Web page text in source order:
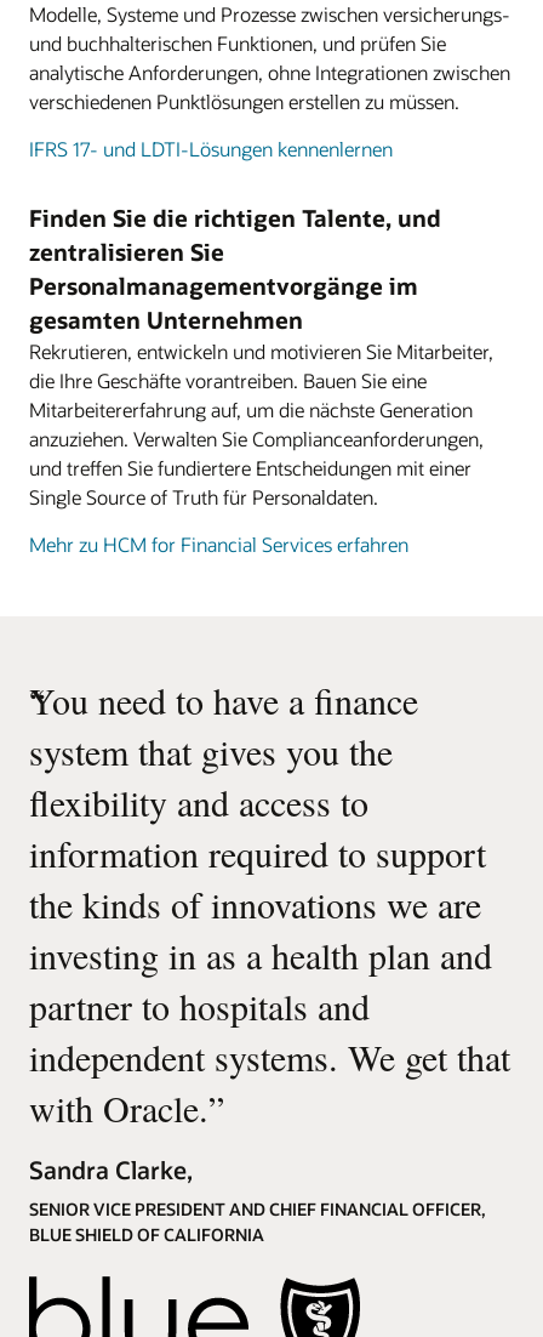
Modelle, Systeme und Prozesse zwischen versicherungs-
und buchhalterischen Funktionen, und prüfen Sie
analytische Anforderungen, ohne Integrationen zwischen
verschiedenen Punktlösungen erstellen zu müssen.
IFRS 17- und LDTI-Lösungen kennenlernen
Finden Sie die richtigen Talente, und
zentralisieren Sie
Personalmanagementvorgänge im
gesamten Unternehmen
Rekrutieren, entwickeln und motivieren Sie Mitarbeiter,
die Ihre Geschäfte vorantreiben. Bauen Sie eine
Mitarbeitererfahrung auf, um die nächste Generation
anzuziehen. Verwalten Sie Complianceanforderungen,
und treffen Sie fundiertere Entscheidungen mit einer
Single Source of Truth für Personaldaten.
Mehr zu HCM for Financial Services erfahren
“
You need to have a finance
system that gives you the
flexibility and access to
information required to support
the kinds of innovations we are
investing in as a health plan and
partner to hospitals and
independent systems. We get that
with Oracle.”
Sandra Clarke,
SENIOR VICE PRESIDENT AND CHIEF FINANCIAL OFFICER,
BLUE SHIELD OF CALIFORNIA